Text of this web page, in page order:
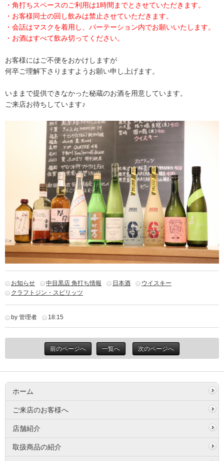
・角打ちスペースのご利用は1時間までとさせていただきます。
・お客様同士の回し飲みは禁止させていただきます。
・会話はマスクを着用し、パーテーション内でお願いいたします。
・お酒はすべて飲み切ってください。
お客様にはご不便をおかけしますが
何卒ご理解下さりますようお願い申し上げます。
いままで提供できなかった秘蔵のお酒を用意しています。
ご来店お待ちしています♪
お知らせ 中目黒店 角打ち情報 日本酒
ウイスキー
クラフトジン・スピリッツ
by 管理者 18:15
前のページへ 一覧へ 次のページへ
ホーム
ご来店のお客様へ
店舗紹介
取扱商品の紹介